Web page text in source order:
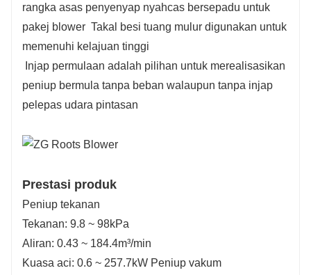
rangka asas penyenyap nyahcas bersepadu untuk
pakej blower Takal besi tuang mulur digunakan untuk
memenuhi kelajuan tinggi
Injap permulaan adalah pilihan untuk merealisasikan
peniup bermula tanpa beban walaupun tanpa injap
pelepas udara pintasan
Prestasi produk
Peniup tekanan
Tekanan: 9.8 ~ 98kPa
Aliran: 0.43 ~ 184.4m³/min
Kuasa aci: 0.6 ~ 257.7kW Peniup vakum